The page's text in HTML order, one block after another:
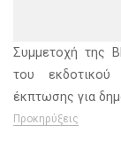
Συμμετοχή της
του
έκπτωσης για
Προκηρύξεις